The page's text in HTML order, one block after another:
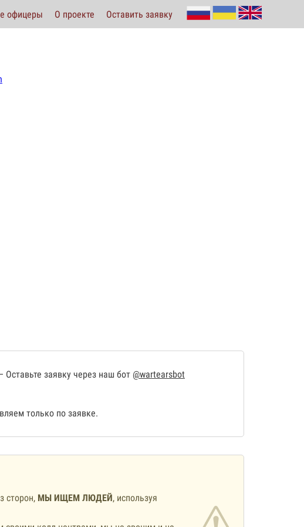
офицеры О проекте Оставить заявку
заявку через наш бот @wartearsbot
только по заявке.
сторон, МЫ ИЩЕМ ЛЮДЕЙ, используя